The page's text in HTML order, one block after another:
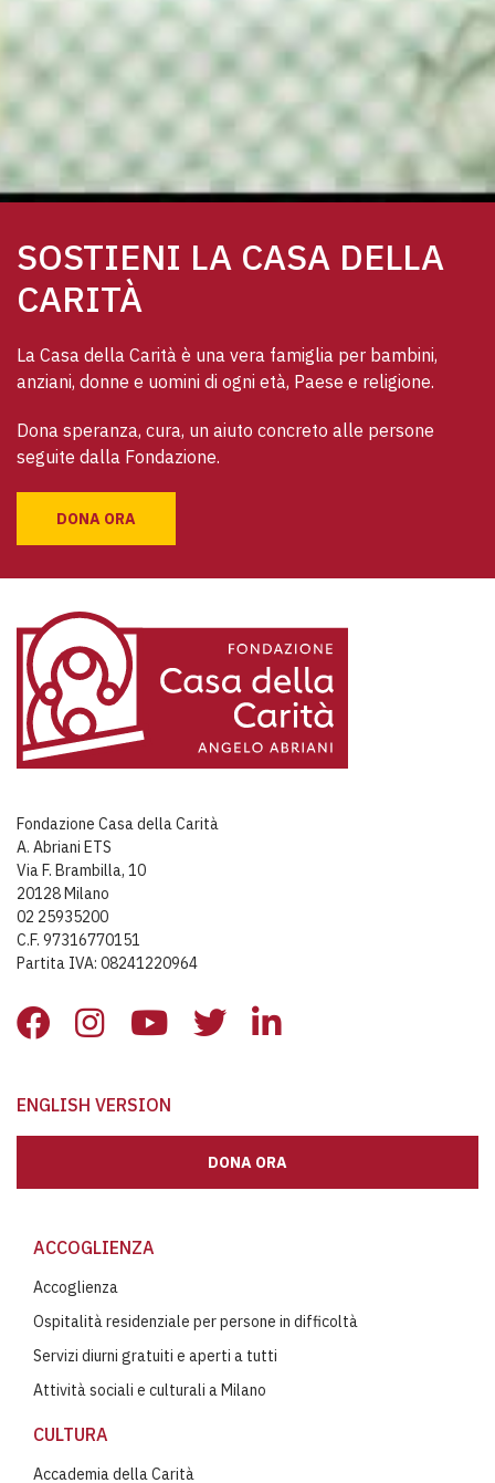
SOSTIENI LA CASA DELLA
CARITÀ
La Casa della Carità è una vera famiglia per bambini,
anziani, donne e uomini di ogni età, Paese e religione.
Dona speranza, cura, un aiuto concreto alle persone
seguite dalla Fondazione.
DONA ORA
Fondazione Casa della Carità
A. Abriani ETS
Via F. Brambilla, 10
20128 Milano
02 25935200
C.F. 97316770151
Partita IVA: 08241220964
ENGLISH VERSION
DONA ORA
ACCOGLIENZA
Accoglienza
Ospitalità residenziale per persone in difficoltà
Servizi diurni gratuiti e aperti a tutti
Attività sociali e culturali a Milano
CULTURA
Accademia della Carità